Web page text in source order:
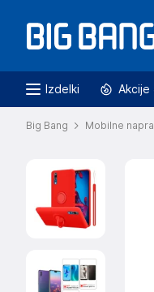
Izdelki Akcije
Big Bang Mobilne